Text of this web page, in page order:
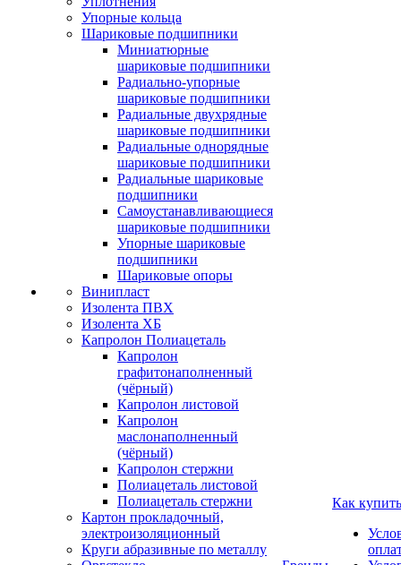
Упорные кольца
Шариковые подшипники
Миниатюрные
шариковые подшипники
Радиально-упорные
шариковые подшипники
Радиальные двухрядные
шариковые подшипники
Радиальные однорядные
шариковые подшипники
Радиальные шариковые
подшипники
Самоустанавливающиеся
шариковые подшипники
Упорные шариковые
подшипники
Шариковые опоры
Винипласт
Изолента ПВХ
Изолента ХБ
Капролон Полиацеталь
Капролон
графитонаполненный
(чёрный)
Капролон листовой
Капролон
маслонаполненный
(чёрный)
Капролон стержни
Полиацеталь листовой
Полиацеталь стержни
Картон прокладочный,
электроизоляционный
Круги абразивные по металлу
Как купить